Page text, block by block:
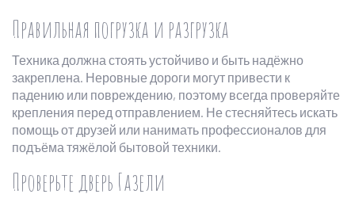
Правильная погрузка и разгрузка
Техника должна стоять устойчиво и быть надёжно
закреплена. Неровные дороги могут привести к
падению или повреждению, поэтому всегда проверяйте
крепления перед отправлением. Не стесняйтесь искать
помощь от друзей или нанимать профессионалов для
подъёма тяжёлой бытовой техники.
Проверьте дверь Газели